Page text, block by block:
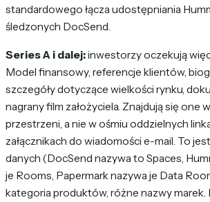
standardowego łącza udostępniania
śledzonych DocSend.
Series A i dalej:inwestorzy oczekują
Model finansowy, referencje klientów,
szczegóły dotyczące wielkości rynku,
nagrany film założyciela. Znajdują się one
przestrzeni, a nie w ośmiu oddzielnych
załącznikach do wiadomości e-mail. To
danych (DocSend nazywa to Spaces,
je Rooms, Papermark nazywa je Data
kategoria produktów, różne nazwy marek.